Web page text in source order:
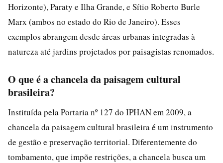
Horizonte), Paraty e Ilha Grande, e Sítio Roberto Burle
Marx (ambos no estado do Rio de Janeiro). Esses
exemplos abrangem desde áreas urbanas integradas à
natureza até jardins projetados por paisagistas renomados.
O que é a chancela da paisagem cultural
brasileira?
Instituída pela Portaria nº 127 do IPHAN em 2009, a
chancela da paisagem cultural brasileira é um instrumento
de gestão e preservação territorial. Diferentemente do
tombamento, que impõe restrições, a chancela busca um